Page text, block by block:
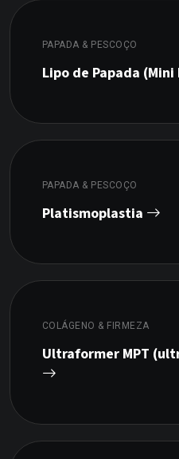
PAPADA & PESCOÇO
Lipo de Papada (Mini
PAPADA & PESCOÇO
Platismoplastia
COLÁGENO & FIRMEZA
Ultraformer MPT